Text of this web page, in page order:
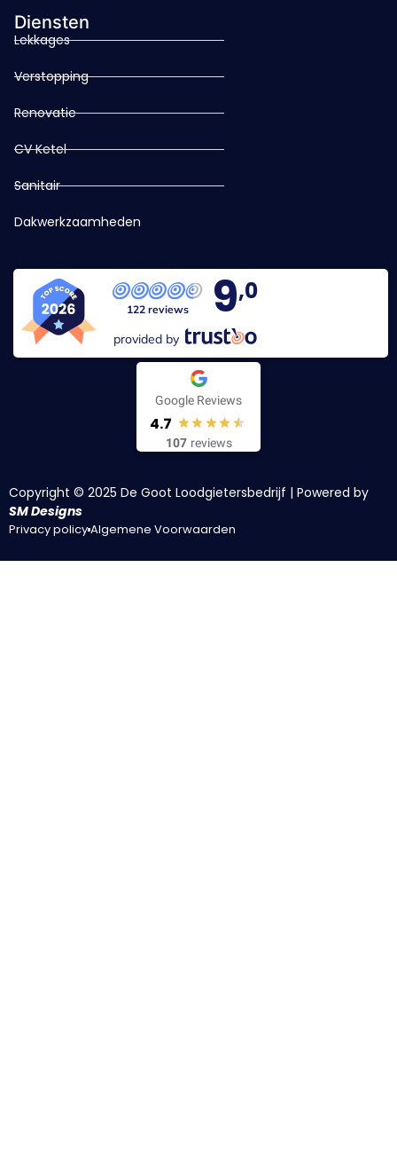
Diensten
Lekkages
Verstopping
Renovatie
CV Ketel
Sanitair
Dakwerkzaamheden
122 reviews 9,0
provided by
Google Reviews
4.7
107 reviews
Copyright © 2025 De Goot Loodgietersbedrijf | Powered by
SM Designs
Privacy policyAlgemene Voorwaarden